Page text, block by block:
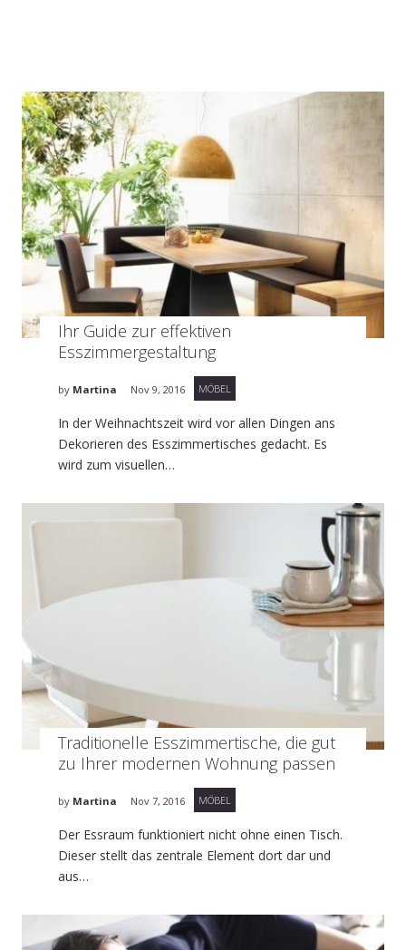
Ihr Guide zur effektiven
Esszimmergestaltung
by Martina Nov 9, 2016 MÖBEL
In der Weihnachtszeit wird vor allen Dingen ans
Dekorieren des Esszimmertisches gedacht. Es
wird zum visuellen…
Traditionelle Esszimmertischе, die gut
zu Ihrer modernen Wohnung passen
by Martina Nov 7, 2016 MÖBEL
Der Essraum funktioniert nicht ohne einen Tisch.
Dieser stellt das zentrale Element dort dar und
aus…